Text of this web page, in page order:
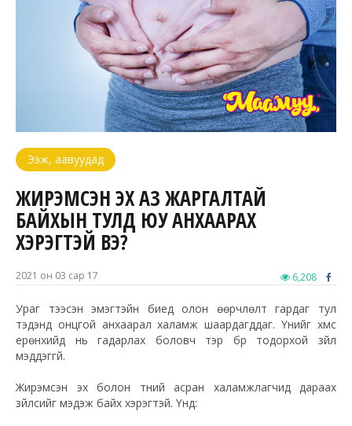
Ээж, аавуудад
ЖИРЭМСЭН ЭХ АЗ ЖАРГАЛТАЙ
БАЙХЫН ТУЛД ЮУ АНХААРАХ
ХЭРЭГТЭЙ ВЭ?
2021 он 03 сар 17 6,208
Ураг тээсэн эмэгтэйн биед олон өөрчлөлт гардаг тул
тэдэнд онцгой анхаарал халамж шаардагддаг. Үүнийг хүмүүс
ерөнхийд нь гадарлах боловч тэр бүр тодорхой зүйл
мэддэггүй.
Жирэмсэн эх болон түүний асран халамжлагчид дараах
зүйлсийг мэдэж байх хэрэгтэй. Үүнд: